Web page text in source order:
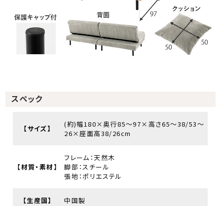
スペック
【サイズ】
(約)幅180×奥行85～97×高さ65～38/53～
26×座面高38/26cm
【材質・素材】
フレーム：天然木
脚部：スチール
張地：ポリエステル
【生産国】 中国製